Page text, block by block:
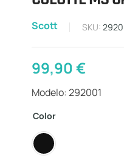
Scott SKU:
99,90€
Modelo: 292001
Color